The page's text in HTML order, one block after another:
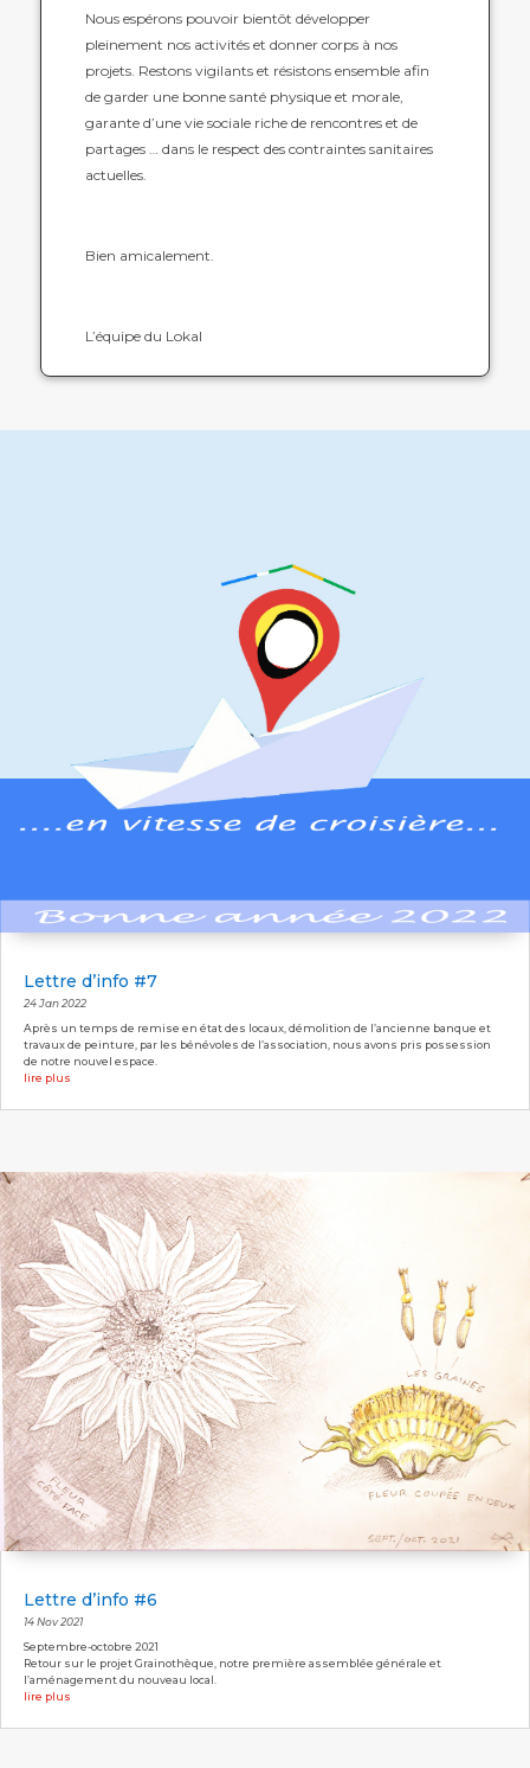
Nous espérons pouvoir bientôt développer
pleinement nos activités et donner corps à nos
projets. Restons vigilants et résistons ensemble afin
de garder une bonne santé physique et morale,
garante d’une vie sociale riche de rencontres et de
partages … dans le respect des contraintes sanitaires
actuelles.
Bien amicalement.
L’équipe du Lokal
Lettre d’info #7
24 Jan 2022
Après un temps de remise en état des locaux, démolition de l’ancienne banque et
travaux de peinture, par les bénévoles de l’association, nous avons pris possession
de notre nouvel espace.
lire plus
Lettre d’info #6
14 Nov 2021
Septembre-octobre 2021
Retour sur le projet Grainothèque, notre première assemblée générale et
l’aménagement du nouveau local.
lire plus